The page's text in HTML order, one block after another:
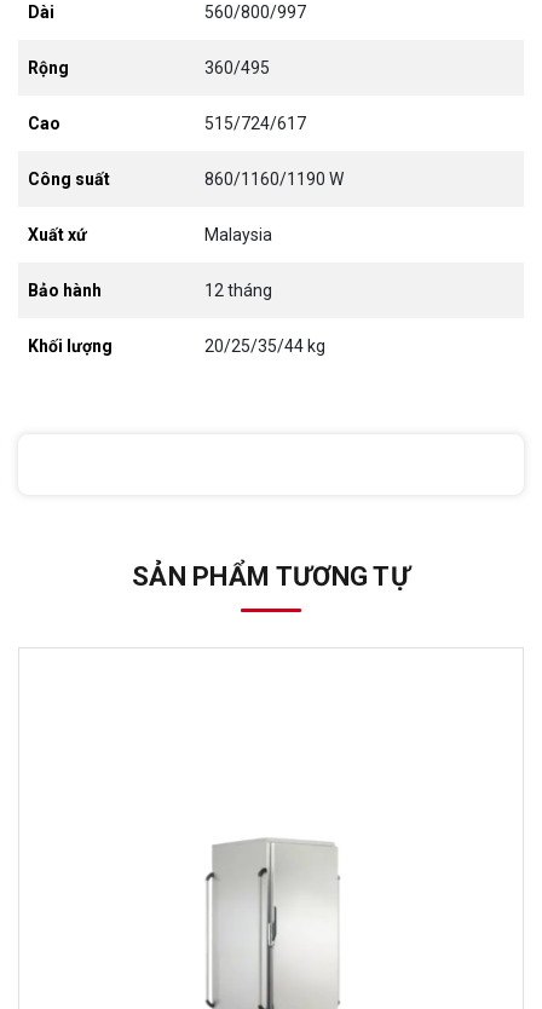
Dài 560/800/997
Rộng 360/495
Cao 515/724/617
Công suất 860/1160/1190 W
Xuất xứ Malaysia
Bảo hành 12 tháng
Khối lượng 20/25/35/44 kg
SẢN PHẨM TƯƠNG TỰ